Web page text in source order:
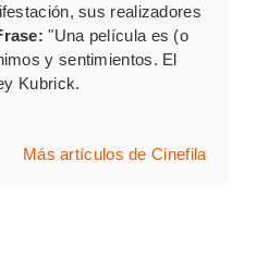
sus realizadores
"Una película es (o
y sentimientos. El
Kubrick.
Más artículos de Cinefila